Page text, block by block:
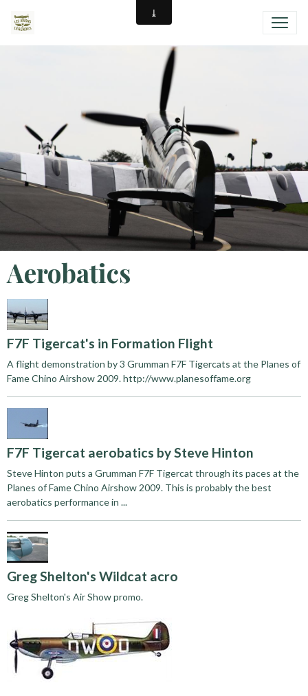
Aerobatics
F7F Tigercat's in Formation Flight
A flight demonstration by 3 Grumman F7F Tigercats at the Planes of
Fame Chino Airshow 2009. http://www.planesoffame.org
F7F Tigercat aerobatics by Steve Hinton
Steve Hinton puts a Grumman F7F Tigercat through its paces at the
Planes of Fame Chino Airshow 2009. This is probably the best
aerobatics performance in ...
Greg Shelton's Wildcat acro
Greg Shelton's Air Show promo.